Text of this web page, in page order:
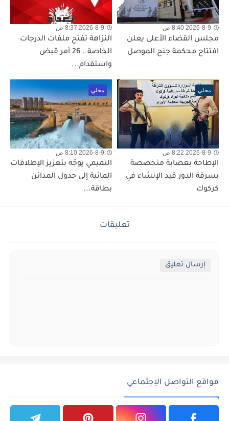
2026-8-9 8:40 ص
مجلس القضاء الأعلى يعلن
افتتاح محكمة جنح الموصل
2026-8-9 8:37 ص
النزاهة تفتح ملفات الدرجات
الخاصة.. 26 أمر قبض
واستقدام...
محلي
2026-8-9 8:22 ص
الإطاحة بعصابة متخصصة
بسرقة الدور قيد الإنشاء في
كركوك
محلي
2026-8-9 8:10 ص
التميمي يوجّه بتعزيز الإطلاقات
المائية إلى جدول المدائن
بطاقة...
تعليقات
إرسال تعليق
مواقع التواصل الإجتماعي